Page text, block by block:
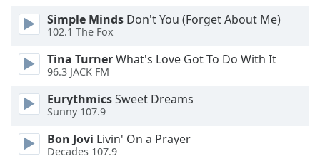
Area
Background
Color
Opacity
Simple Minds Don't You (Forget About Me)
102.1 The Fox
Tina TurnerWhat's Love Got To Do With It
96.3 JACK FM
EurythmicsSweet Dreams
Sunny 107.9
Bon Jovi Livin' On a Prayer
Decades 107.9